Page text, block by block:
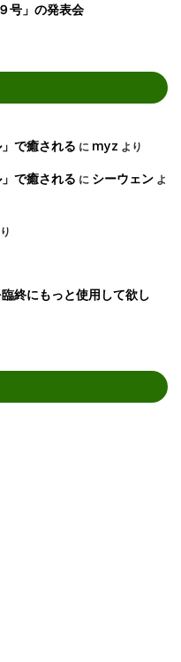
号」の発表会
で癒される に myz より
で癒される に シーウェン よ
終にもっと使用して欲し